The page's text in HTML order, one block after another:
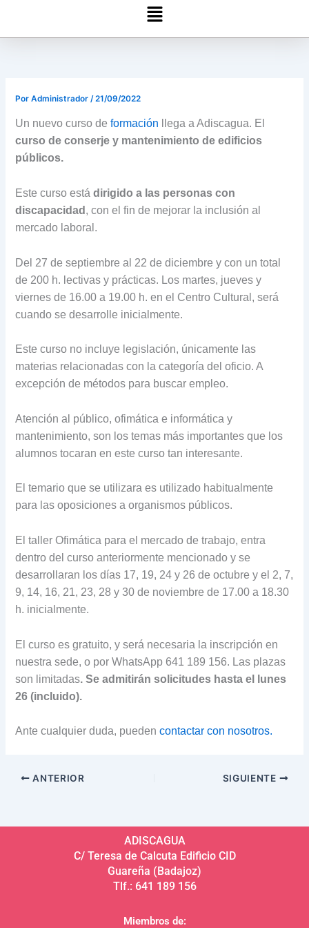
Menú
PorAdministrador/21/09/2022
Un nuevo curso deformación llega a Adiscagua. El
curso de conserje y mantenimiento de edificios
públicos.
Este curso estádirigido a las personas con
discapacidad , con el fin de mejorar la inclusión al
mercado laboral.
Del 27 de septiembre al 22 de diciembre y con un total
de 200 h. lectivas y prácticas. Los martes, jueves y
viernes de 16.00 a 19.00 h. en el Centro Cultural, será
cuando se desarrolle inicialmente.
Este curso no incluye legislación, únicamente las
materias relacionadas con la categoría del oficio. A
excepción de métodos para buscar empleo.
Atención al público, ofimática e informática y
mantenimiento, son los temas más importantes que los
alumnos tocaran en este curso tan interesante.
El temario que se utilizara es utilizado habitualmente
para las oposiciones a organismos públicos.
El taller Ofimática para el mercado de trabajo, entra
dentro del curso anteriormente mencionado y se
desarrollaran los días 17, 19, 24 y 26 de octubre y el 2, 7,
9, 14, 16, 21, 23, 28 y 30 de noviembre de 17.00 a 18.30
h. inicialmente.
El curso es gratuito, y será necesaria la inscripción en
nuestra sede, o por WhatsApp 641 189 156. Las plazas
son limitadas. Se admitirán solicitudes hasta el lunes
26 (incluido).
Ante cualquier duda, puedencontactar con nosotros.
ANTERIOR SIGUIENTE
ADISCAGUA
C/ Teresa de Calcuta Edificio CID
Guareña (Badajoz)
Tlf.: 641 189 156
Miembros de: